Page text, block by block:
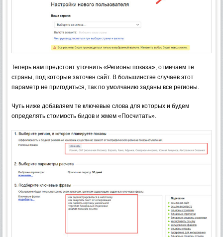
Теперь нам предстоит уточнить «Регионы показа», отмечаем те
страны, под которые заточен сайт. В большинстве случаев этот
параметр не пригодиться, так по умолчанию заданы все регионы.
Чуть ниже добавляем те ключевые слова для которых и будем
определять стоимость бидов и жмем «Посчитать».